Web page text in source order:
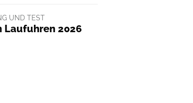
UND TEST
Laufuhren 2026